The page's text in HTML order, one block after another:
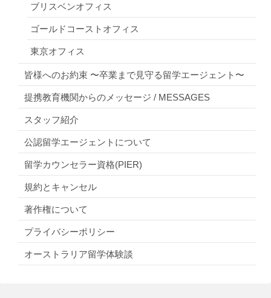
ブリスベンオフィス
ゴールドコーストオフィス
東京オフィス
皆様へのお約束 〜卒業まで見守る留学エージェント〜
提携教育機関からのメッセージ / MESSAGES
スタッフ紹介
公認留学エージェントについて
留学カウンセラー資格(PIER)
規約とキャンセル
著作権について
プライバシーポリシー
オーストラリア留学体験談